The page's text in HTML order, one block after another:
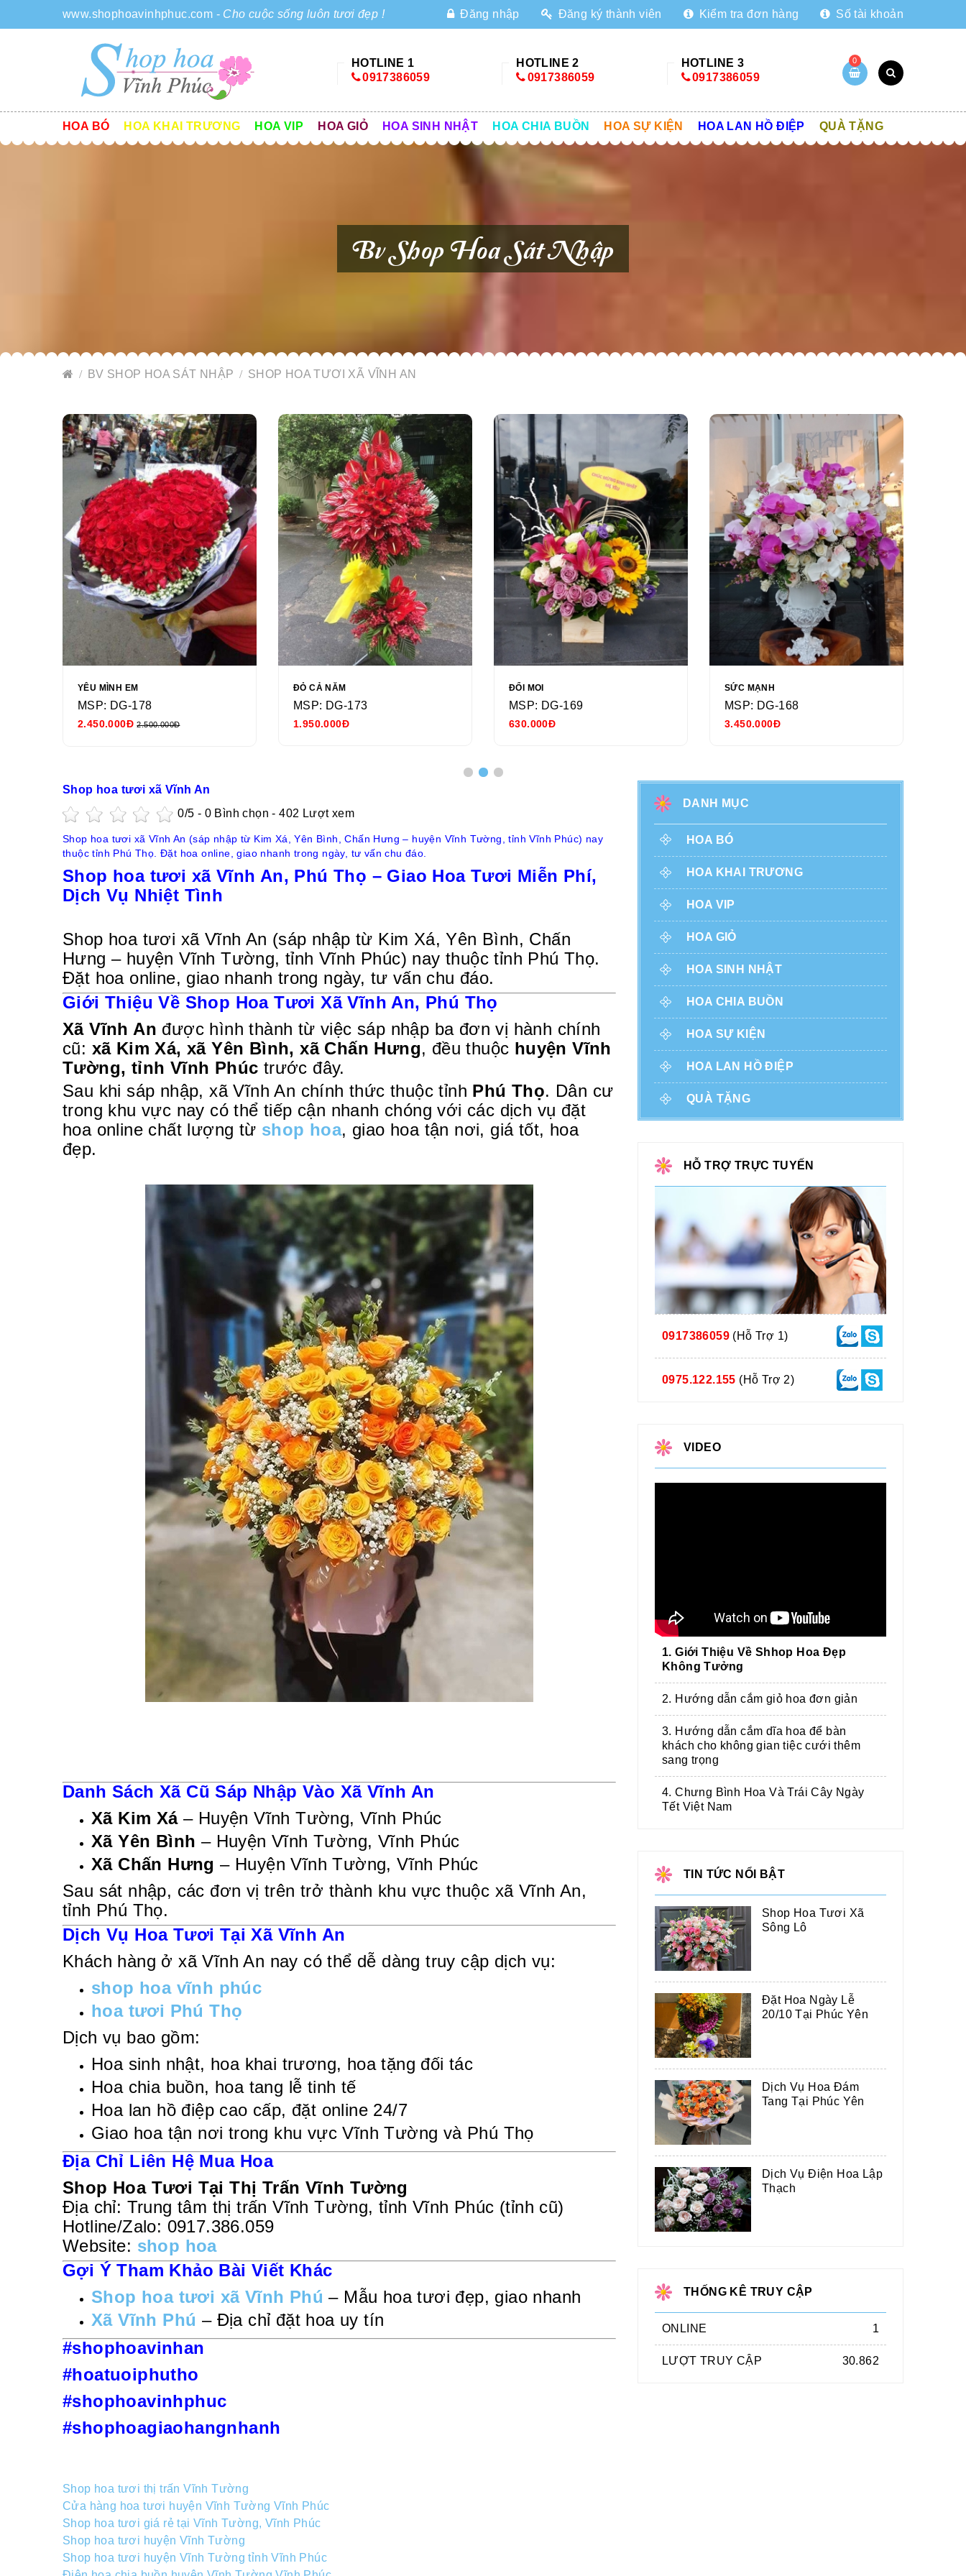
www.shophoavinhphuc.com - Cho cuộc sống luôn tươi đẹp ! Đăng nhập Đăng ký thành viên Kiểm tra đơn hàng Số tài khoản
HOTLINE 1
0917386059
HOTLINE 2
0917386059
HOTLINE 3
0917386059
0
HOA BÓ HOA KHAI TRƯƠNG HOA VIP HOA GIỎ HOA SINH NHẬT HOA CHIA BUỒN HOA SỰ KIỆN HOA LAN HỒ ĐIỆP QUÀ TẶNG
Bv Shop Hoa Sát Nhập
BV SHOP HOA SÁT NHẬP SHOP HOA TƯƠI XÃ VĨNH AN
YÊU MÌNH EM
MSP: DG-178
2.450.000Đ 2.500.000Đ
ĐỎ CẢ NĂM
MSP: DG-173
1.950.000Đ
ĐỔI MOI
MSP: DG-169
630.000Đ
SỨC MẠNH
MSP: DG-168
3.450.000Đ
Shop hoa tươi xã Vĩnh An
0/5 - 0 Bình chọn - 402 Lượt xem
Shop hoa tươi xã Vĩnh An (sáp nhập từ Kim Xá, Yên Bình, Chấn Hưng – huyện Vĩnh Tường, tỉnh Vĩnh Phúc) nay
thuộc tỉnh Phú Thọ. Đặt hoa online, giao nhanh trong ngày, tư vấn chu đáo.
Shop hoa tươi xã Vĩnh An, Phú Thọ – Giao Hoa Tươi Miễn Phí,
Dịch Vụ Nhiệt Tình
Shop hoa tươi xã Vĩnh An (sáp nhập từ Kim Xá, Yên Bình, Chấn
Hưng – huyện Vĩnh Tường, tỉnh Vĩnh Phúc) nay thuộc tỉnh Phú Thọ.
Đặt hoa online, giao nhanh trong ngày, tư vấn chu đáo.
Giới Thiệu Về Shop Hoa Tươi Xã Vĩnh An, Phú Thọ
Xã Vĩnh An được hình thành từ việc sáp nhập ba đơn vị hành chính
cũ: xã Kim Xá, xã Yên Bình, xã Chấn Hưng, đều thuộc huyện Vĩnh
Tường, tỉnh Vĩnh Phúc trước đây.
Sau khi sáp nhập, xã Vĩnh An chính thức thuộc tỉnh Phú Thọ. Dân cư
trong khu vực nay có thể tiếp cận nhanh chóng với các dịch vụ đặt
hoa online chất lượng từ shop hoa, giao hoa tận nơi, giá tốt, hoa
đẹp.
Danh Sách Xã Cũ Sáp Nhập Vào Xã Vĩnh An
Xã Kim Xá– Huyện Vĩnh Tường, Vĩnh Phúc
Xã Yên Bình – Huyện Vĩnh Tường, Vĩnh Phúc
Xã Chấn Hưng – Huyện Vĩnh Tường, Vĩnh Phúc
Sau sát nhập, các đơn vị trên trở thành khu vực thuộc xã Vĩnh An,
tỉnh Phú Thọ.
Dịch Vụ Hoa Tươi Tại Xã Vĩnh An
Khách hàng ở xã Vĩnh An nay có thể dễ dàng truy cập dịch vụ:
shop hoa vĩnh phúc
hoa tươi Phú Thọ
Dịch vụ bao gồm:
Hoa sinh nhật, hoa khai trương, hoa tặng đối tác
Hoa chia buồn, hoa tang lễ tinh tế
Hoa lan hồ điệp cao cấp, đặt online 24/7
Giao hoa tận nơi trong khu vực Vĩnh Tường và Phú Thọ
Địa Chỉ Liên Hệ Mua Hoa
Shop Hoa Tươi Tại Thị Trấn Vĩnh Tường
Địa chỉ: Trung tâm thị trấn Vĩnh Tường, tỉnh Vĩnh Phúc (tỉnh cũ)
Hotline/Zalo: 0917.386.059
Website: shop hoa
Gợi Ý Tham Khảo Bài Viết Khác
Shop hoa tươi xã Vĩnh Phú – Mẫu hoa tươi đẹp, giao nhanh
Xã Vĩnh Phú – Địa chỉ đặt hoa uy tín
#shophoavinhan
#hoatuoiphutho
#shophoavinhphuc
#shophoagiaohangnhanh
Shop hoa tươi thị trấn Vĩnh Tường
Cửa hàng hoa tươi huyện Vĩnh Tường Vĩnh Phúc
Shop hoa tươi giá rẻ tại Vĩnh Tường, Vĩnh Phúc
Shop hoa tươi huyện Vĩnh Tường
Shop hoa tươi huyện Vĩnh Tường tỉnh Vĩnh Phúc
DANH MỤC
HOA BÓ
HOA KHAI TRƯƠNG
HOA VIP
HOA GIỎ
HOA SINH NHẬT
HOA CHIA BUỒN
HOA SỰ KIỆN
HOA LAN HỒ ĐIỆP
QUÀ TẶNG
HỖ TRỢ TRỰC TUYẾN
0917386059 (Hỗ Trợ 1)
0975.122.155 (Hỗ Trợ 2)
VIDEO
1. Giới Thiệu Về Shhop Hoa Đẹp
Không Tưởng
2. Hướng dẫn cắm giỏ hoa đơn giản
3. Hướng dẫn cắm dĩa hoa để bàn
khách cho không gian tiệc cưới thêm
sang trọng
4. Chưng Bình Hoa Và Trái Cây Ngày
Tết Việt Nam
TIN TỨC NỔI BẬT
Shop Hoa Tươi Xã
Sông Lô
Đặt Hoa Ngày Lễ
20/10 Tại Phúc Yên
Dịch Vụ Hoa Đám
Tang Tại Phúc Yên
Dịch Vụ Điện Hoa Lập
Thạch
THỐNG KÊ TRUY CẬP
ONLINE 1
LƯỢT TRUY CẬP 30.862